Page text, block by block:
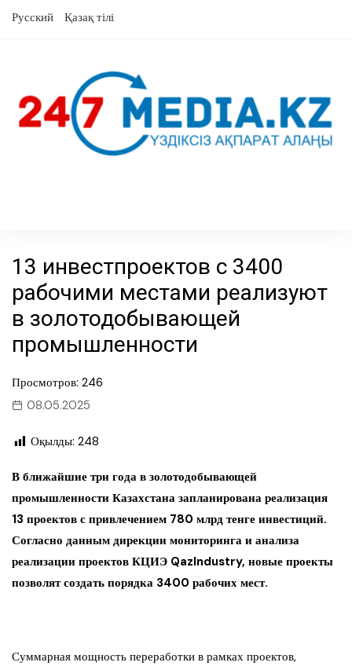
Русский Қазақ тілі
13 инвестпроектов с 3400
рабочими местами реализуют
в золотодобывающей
промышленности
Просмотров: 246
08.05.2025
Оқылды: 248
В ближайшие три года в золотодобывающей
промышленности Казахстана запланирована реализация
13 проектов с привлечением 780 млрд тенге инвестиций.
Согласно данным дирекции мониторинга и анализа
реализации проектов КЦИЭ QazIndustry, новые проекты
позволят создать порядка 3400 рабочих мест.
Суммарная мощность переработки в рамках проектов,